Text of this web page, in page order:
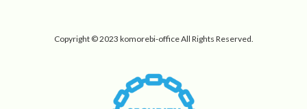
Copyright © 2023 komorebi-office All Rights Reserved.